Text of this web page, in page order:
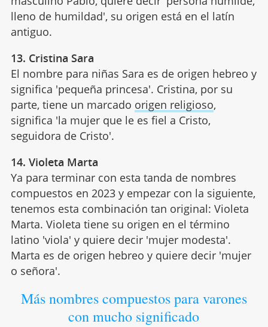
lleno de humildad', su origen está en el latín
antiguo.
13. Cristina Sara
El nombre para niñas Sara es de origen hebreo y
significa 'pequeña princesa'. Cristina, por su
parte, tiene un marcado origen religioso,
significa 'la mujer que le es fiel a Cristo,
seguidora de Cristo'.
14. Violeta Marta
Ya para terminar con esta tanda de nombres
compuestos en 2023 y empezar con la siguiente,
tenemos esta combinación tan original: Violeta
Marta. Violeta tiene su origen en el término
latino 'viola' y quiere decir 'mujer modesta'.
Marta es de origen hebreo y quiere decir 'mujer
o señora'.
Más nombres compuestos para varones
con mucho significado